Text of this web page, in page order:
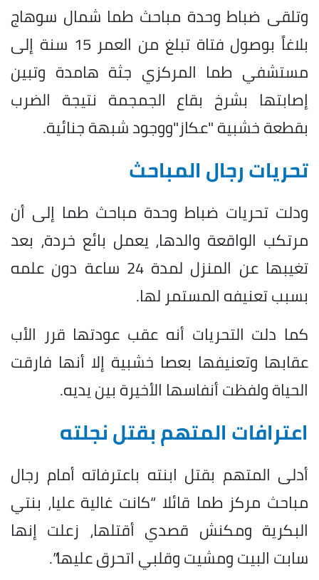
وتلقى ضباط وحدة مباحث طما شمال سوهاج
بلاغاً بوصول فتاة تبلغ من العمر 15 سنة إلى
مستشفي طما المركزي جثة هامدة وتبين
إصابتها بشرخ بقاع الجمجمة نتيجة الضرب
بقطعة خشبية "عكاز"ووجود شبهة جنائية.
تحريات رجال المباحث
ودلت تحريات ضباط وحدة مباحث طما إلى أن
مرتكب الواقعة والدها، يعمل بائع خردة، بعد
تغيبها عن المنزل لمدة 24 ساعة دون علمه
بسبب تعنيفه المستمر لها.
كما دلت التحريات أنه عقب عودتها قرر الأب
عقابها وتعنيفها بعصا خشبية إلا أنها فارقت
الحياة ولفظت أنفاسها الأخيرة بين يديه.
اعترافات المتهم بقتل نجلته
أدلى المتهم بقتل ابنته باعترفاته أمام رجال
مباحث مركز طما قائلا “كانت غالية عليا، بنتي
البكرية ومكنش قصدي أقتلها، زعلت إنها
سابت البيت ومشيت وقلبي اتحرق عليها”.